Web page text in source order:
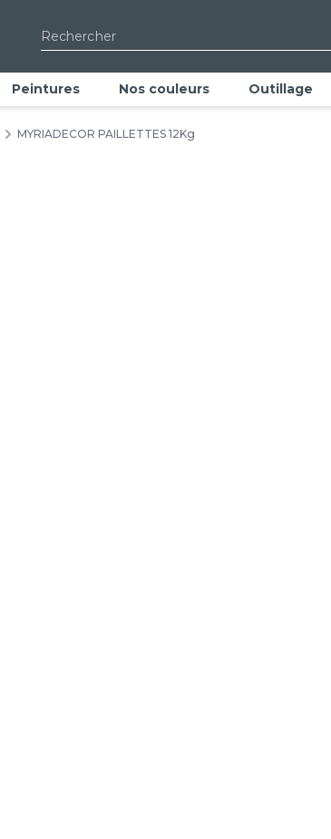
Peintures
Nos couleurs
Outillage
MYRIADECOR PAILLETTES 12Kg